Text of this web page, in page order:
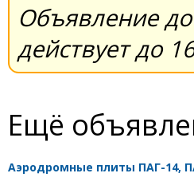
Объявление
действует до
Ещё
Аэродромные плиты ПАГ-14,